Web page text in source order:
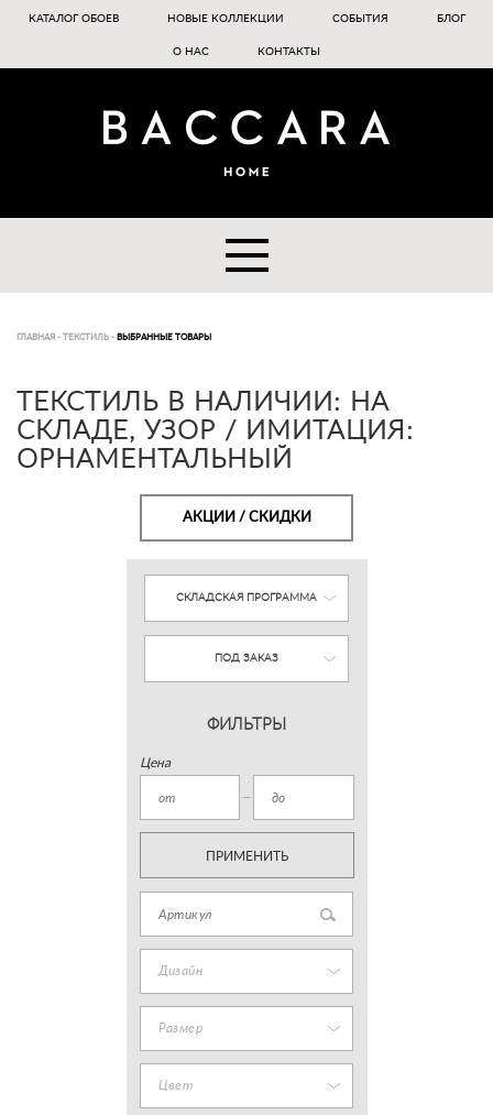
КАТАЛОГ ОБОЕВ НОВЫЕ КОЛЛЕКЦИИ СОБЫТИЯ БЛОГ
О НАС КОНТАКТЫ
ГЛАВНАЯ - ТЕКСТИЛЬ - ВЫБРАННЫЕ ТОВАРЫ
ТЕКСТИЛЬ В НАЛИЧИИ: НА
СКЛАДЕ, УЗОР / ИМИТАЦИЯ:
ОРНАМЕНТАЛЬНЫЙ
АКЦИИ / СКИДКИ
СКЛАДСКАЯ ПРОГРАММА
ПОД ЗАКАЗ
ФИЛЬТРЫ
Цена
ПРИМЕНИТЬ
Дизайн
Размер
Цвет